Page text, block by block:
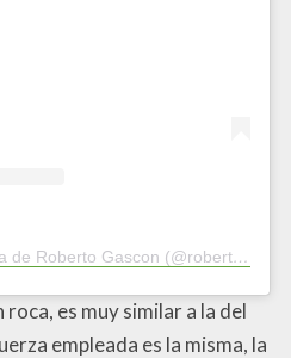
Una publicación compartida de Roberto Gascon (@roberto.rogama)
roca, es muy similar a la del
empleada es la misma, la